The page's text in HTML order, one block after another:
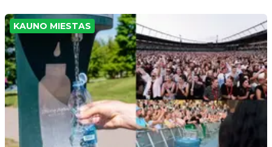
KAUNO MIESTAS